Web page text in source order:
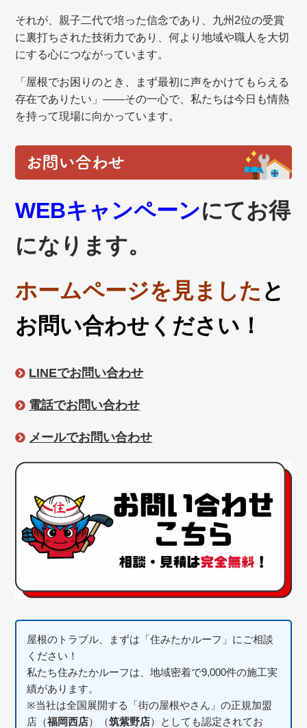
それが、親子二代で培った信念であり、九州2位の受賞
に裏打ちされた技術力であり、何より地域や職人を大切
にする心につながっています。
「屋根でお困りのとき、まず最初に声をかけてもらえる
存在でありたい」——その一心で、私たちは今日も情熱
を持って現場に向かっています。
お問い合わせ
WEBキャンペーンにてお得
になります。
ホームページを見ました と
お問い合わせください！
LINEでお問い合わせ
電話でお問い合わせ
メールでお問い合わせ
屋根のトラブル、まずは「住みたかルーフ」にご相談
ください！
私たち住みたかルーフは、地域密着で9,000件の施工実
績があります。
※当社は全国展開する「街の屋根やさん」の正規加盟
店（福岡西店）（筑紫野店）としても認定されてお